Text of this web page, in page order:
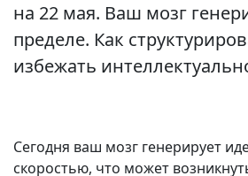
на 22 мая. Ваш мозг
пределе. Как
избежать
Сегодня ваш мозг генерирует
скоростью, что может